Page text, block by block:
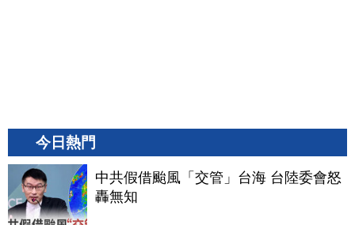
今日熱門
中共假借颱風「交管」台海 台陸委會怒
轟無知